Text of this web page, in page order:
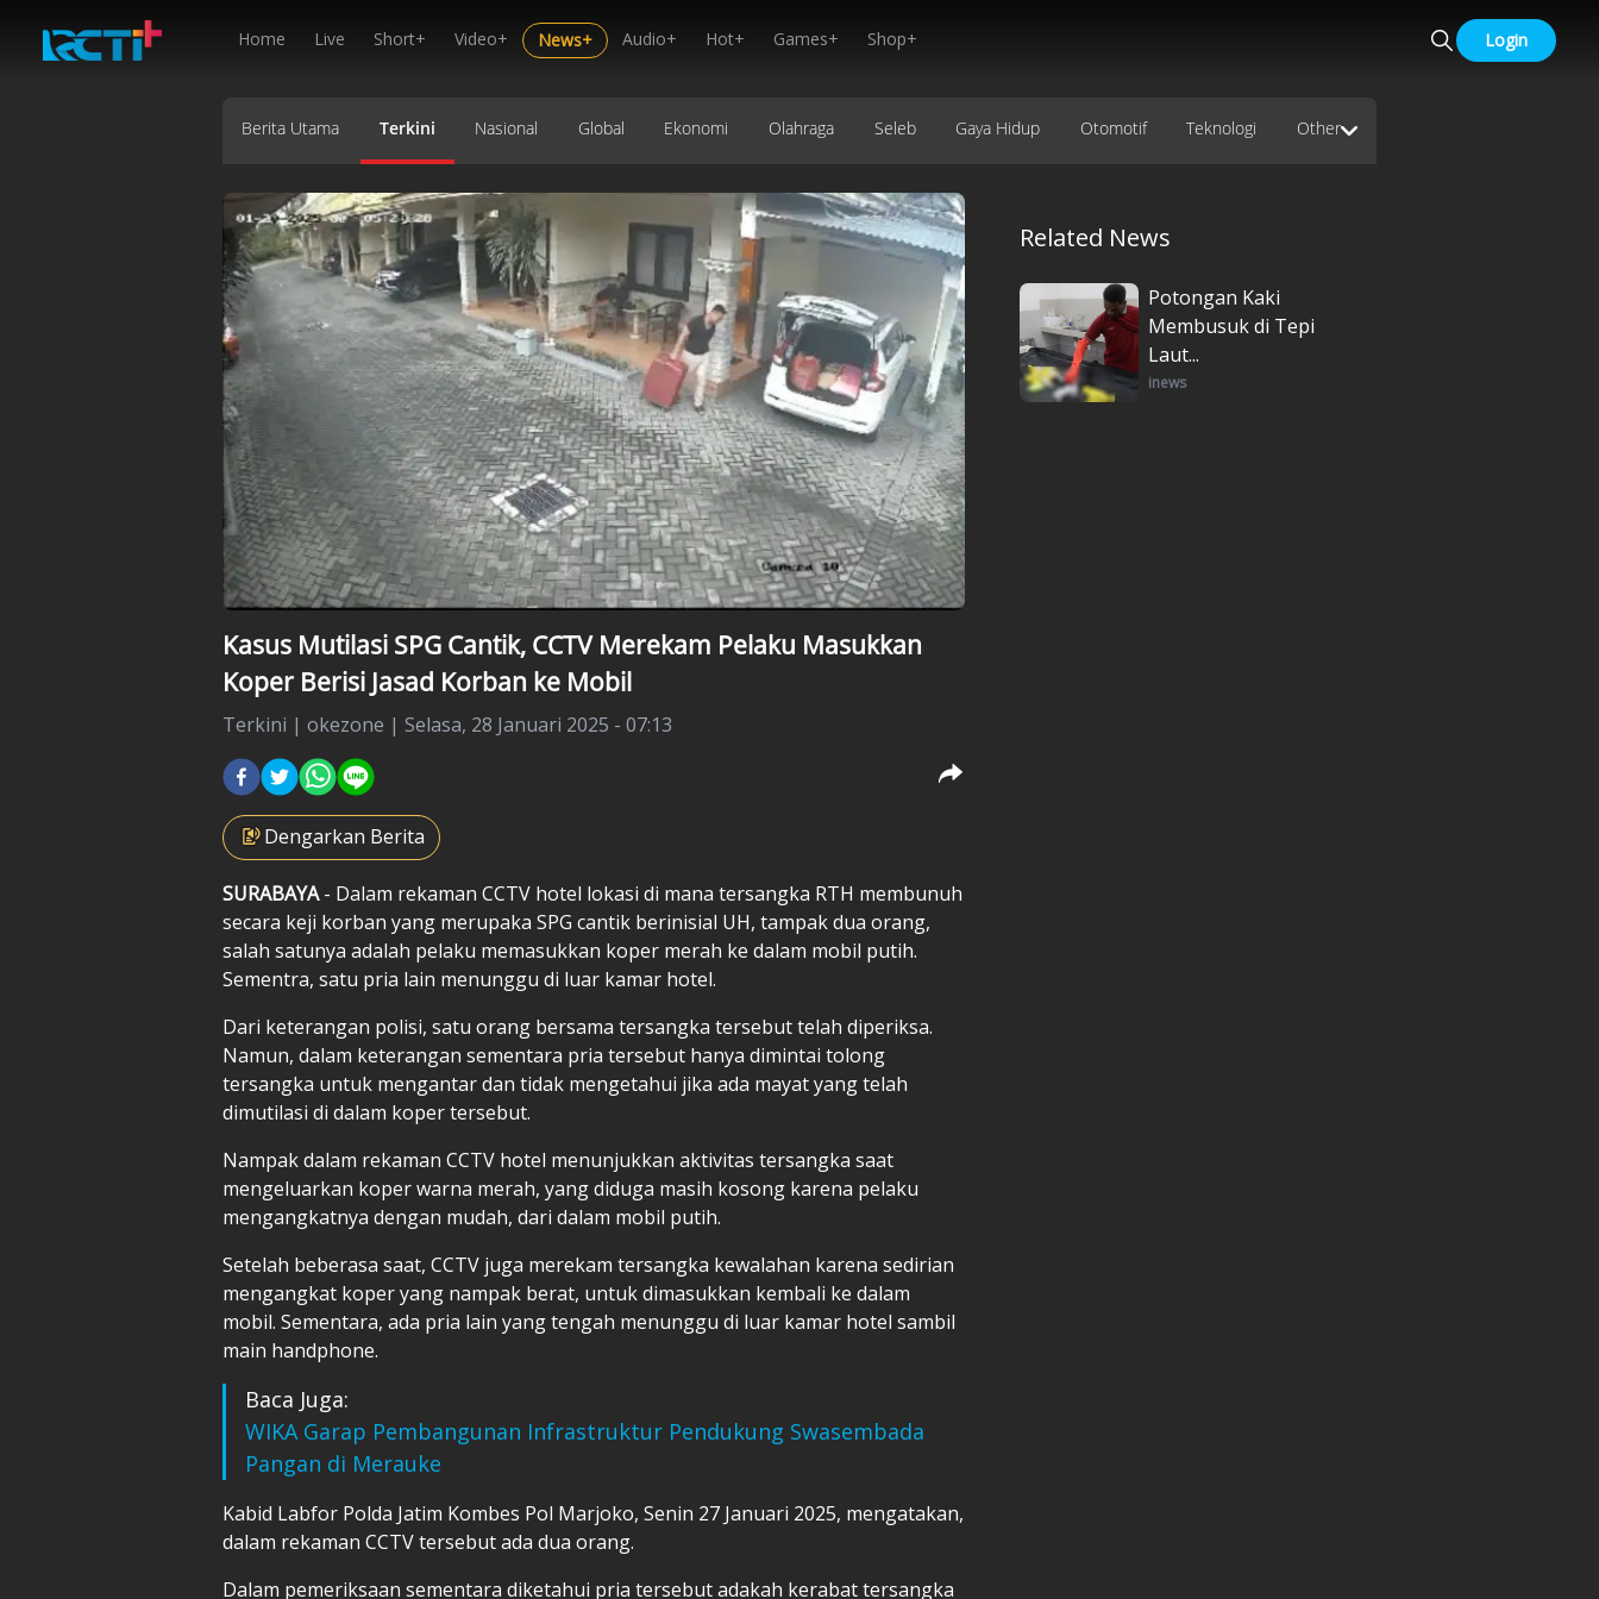
Home Live Short+ Video+ News+ Audio+ Hot+ Games+ Shop+ Login
Berita Utama Terkini Nasional Global Ekonomi Olahraga Seleb Gaya Hidup Otomotif Teknologi Other
Kasus Mutilasi SPG Cantik, CCTV Merekam Pelaku Masukkan
Koper Berisi Jasad Korban ke Mobil
Terkini | okezone | Selasa, 28 Januari 2025 - 07:13
Dengarkan Berita
SURABAYA- Dalam rekaman CCTV hotel lokasi di mana tersangka RTH membunuh
secara keji korban yang merupaka SPG cantik berinisial UH, tampak dua orang,
salah satunya adalah pelaku memasukkan koper merah ke dalam mobil putih.
Sementra, satu pria lain menunggu di luar kamar hotel.
Dari keterangan polisi, satu orang bersama tersangka tersebut telah diperiksa.
Namun, dalam keterangan sementara pria tersebut hanya dimintai tolong
tersangka untuk mengantar dan tidak mengetahui jika ada mayat yang telah
dimutilasi di dalam koper tersebut.
Nampak dalam rekaman CCTV hotel menunjukkan aktivitas tersangka saat
mengeluarkan koper warna merah, yang diduga masih kosong karena pelaku
mengangkatnya dengan mudah, dari dalam mobil putih.
Setelah beberasa saat, CCTV juga merekam tersangka kewalahan karena sedirian
mengangkat koper yang nampak berat, untuk dimasukkan kembali ke dalam
mobil. Sementara, ada pria lain yang tengah menunggu di luar kamar hotel sambil
main handphone.
Baca Juga:
WIKA Garap Pembangunan Infrastruktur Pendukung Swasembada
Pangan di Merauke
Kabid Labfor Polda Jatim Kombes Pol Marjoko, Senin 27 Januari 2025, mengatakan,
dalam rekaman CCTV tersebut ada dua orang.
Dalam pemeriksaan sementara diketahui pria tersebut adakah kerabat tersangka
Related News
Potongan Kaki
Membusuk di Tepi
Laut...
inews